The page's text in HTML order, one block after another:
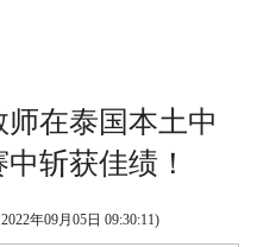
在泰国本土中
斩获佳绩！
2022年09月05日 09:30:11)